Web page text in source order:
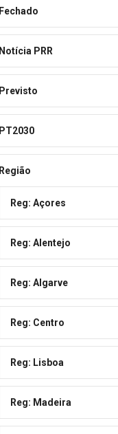
Fechado
Notícia PRR
Previsto
PT2030
Região
Reg: Açores
Reg: Alentejo
Reg: Algarve
Reg: Centro
Reg: Lisboa
Reg: Madeira